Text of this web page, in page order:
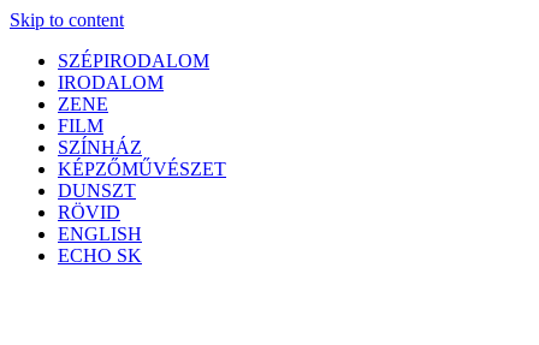
Skip to content
SZÉPIRODALOM
IRODALOM
ZENE
FILM
SZÍNHÁZ
KÉPZŐMŰVÉSZET
DUNSZT
RÖVID
ENGLISH
ECHO SK